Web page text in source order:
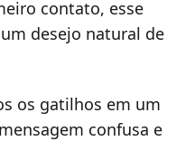
contato, esse
desejo natural de
os gatilhos em um
confusa e